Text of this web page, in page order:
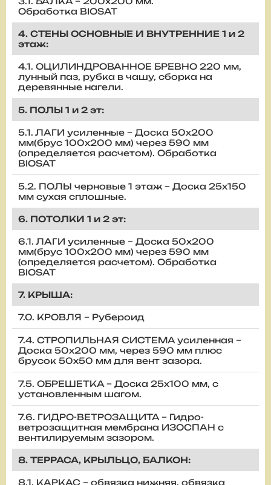
Обработка BIOSAT
4. СТЕНЫ ОСНОВНЫЕ И ВНУТРЕННИЕ 1 и 2
этаж:
4.1. ОЦИЛИНДРОВАННОЕ БРЕВНО 220 мм,
лунный паз, рубка в чашу, сборка на
деревянные нагели.
5. ПОЛЫ 1 и 2 эт:
5.1. ЛАГИ усиленные – Доска 50х200
мм(брус 100х200 мм) через 590 мм
(определяется расчетом). Обработка
BIOSAT
5.2. ПОЛЫ черновые 1 этаж – Доска 25х150
мм сухая сплошные.
6. ПОТОЛКИ 1 и 2 эт:
6.1. ЛАГИ усиленные – Доска 50х200
мм(брус 100х200 мм) через 590 мм
(определяется расчетом). Обработка
BIOSAT
7. КРЫША:
7.0. КРОВЛЯ – Рубероид
7.4. СТРОПИЛЬНАЯ СИСТЕМА усиленная –
Доска 50х200 мм, через 590 мм плюс
брусок 50х50 мм для вент зазора.
7.5. ОБРЕШЕТКА – Доска 25х100 мм, с
установленным шагом.
7.6. ГИДРО-ВЕТРОЗАЩИТА – Гидро-
ветрозащитная мембрана ИЗОСПАН с
вентилируемым зазором.
8. ТЕРРАСА, КРЫЛЬЦО, БАЛКОН:
8.1. КАРКАС – обвязка нижняя, обвязка